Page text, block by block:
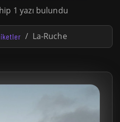
1 yazı bulundu
La-Ruche